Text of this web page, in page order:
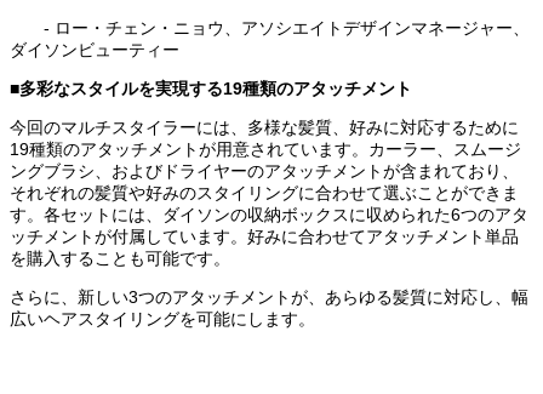
‐ ロー・チェン・ニョウ、アソシエイトデザインマネージャー、
ダイソンビューティー
■多彩なスタイルを実現する19種類のアタッチメント
今回のマルチスタイラーには、多様な髪質、好みに対応するために
19種類のアタッチメントが用意されています。カーラー、スムージ
ングブラシ、およびドライヤーのアタッチメントが含まれており、
それぞれの髪質や好みのスタイリングに合わせて選ぶことができま
す。各セットには、ダイソンの収納ボックスに収められた6つのアタ
ッチメントが付属しています。好みに合わせてアタッチメント単品
を購入することも可能です。
さらに、新しい3つのアタッチメントが、あらゆる髪質に対応し、幅
広いヘアスタイリングを可能にします。